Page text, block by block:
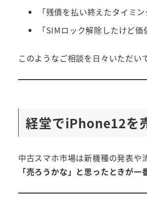
「残債を払い終えたタイミ
「SIMロック解除したけど価
このようなご相談を日々いただい
経堂でiPhone12を
中古スマホ市場は新機種の発表や
「売ろうかな」と思ったときが一